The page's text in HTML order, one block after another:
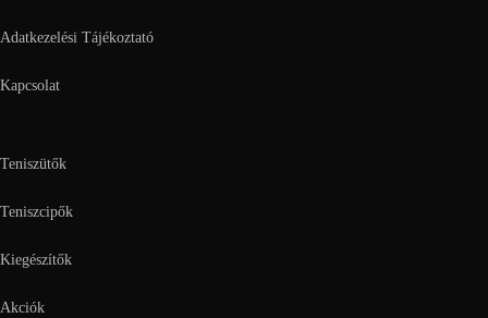
Adatkezelési Tájékoztató
Kapcsolat
Teniszütők
Teniszcipők
Kiegészítők
Akciók